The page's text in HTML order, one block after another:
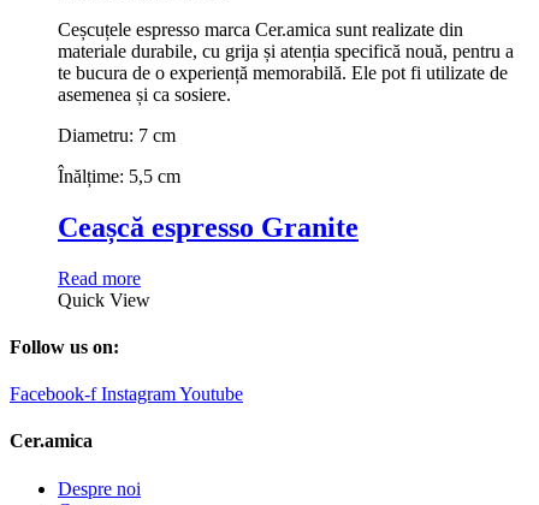
Ceșcuțele espresso marca Cer.amica sunt realizate din
materiale durabile, cu grija și atenția specifică nouă, pentru a
te bucura de o experiență memorabilă. Ele pot fi utilizate de
asemenea și ca sosiere.
Diametru: 7 cm
Înălțime: 5,5 cm
Ceașcă espresso Granite
Read more
Quick View
Follow us on:
Facebook-f InstagramYoutube
Cer.amica
Despre noi